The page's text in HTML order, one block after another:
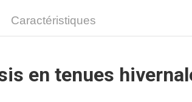
Caractéristiques
en tenues